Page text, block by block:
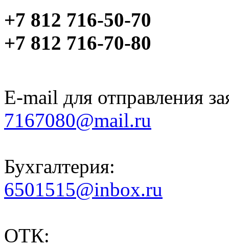
+7 812 716-50-70
+7 812 716-70-80
E-mail для отправления
7167080@mail.ru
Бухгалтерия:
6501515@inbox.ru
ОТК: